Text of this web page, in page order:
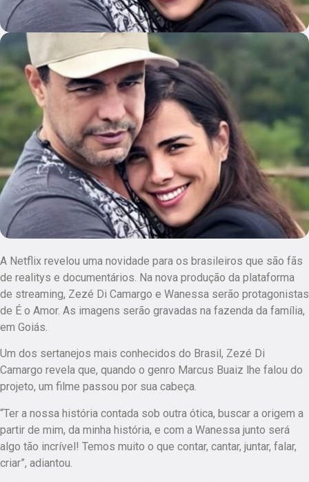
A Netflix revelou uma novidade para os brasileiros que são fãs
de realitys e documentários. Na nova produção da plataforma
de streaming, Zezé Di Camargo e Wanessa serão protagonistas
de É o Amor. As imagens serão gravadas na fazenda da família,
em Goiás.
Um dos sertanejos mais conhecidos do Brasil, Zezé Di
Camargo revela que, quando o genro Marcus Buaiz lhe falou do
projeto, um filme passou por sua cabeça.
“Ter a nossa história contada sob outra ótica, buscar a origem a
partir de mim, da minha história, e com a Wanessa junto será
algo tão incrível! Temos muito o que contar, cantar, juntar, falar,
criar”, adiantou.